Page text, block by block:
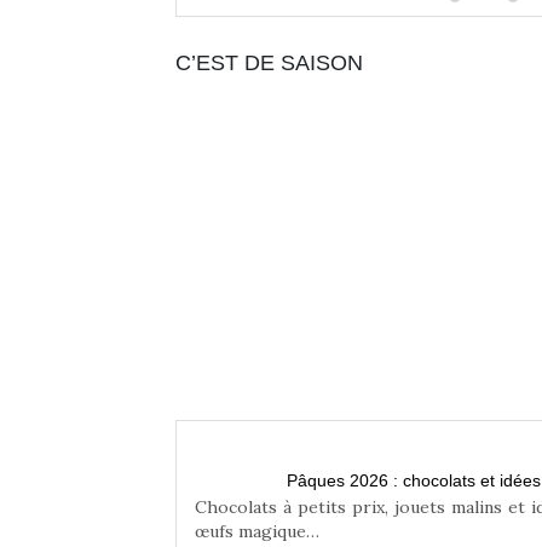
C’EST DE SAISON
Pâques 2026 : chocolats et
Chocolats à petits prix, jouets malins et
œufs magique…